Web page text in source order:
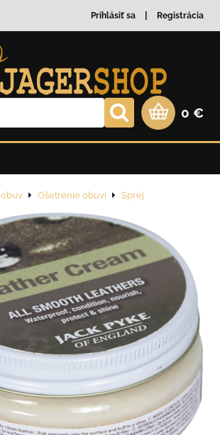
Prihlásiť sa Registrácia
0 €
Ošetrenie obuvi Sprej